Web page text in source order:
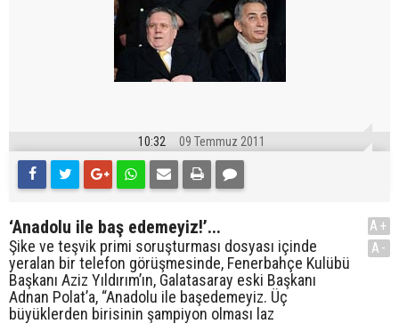
10:32 09 Temmuz 2011
‘Anadolu ile baş edemeyiz!’...
Şike ve teşvik primi soruşturması dosyası içinde
yeralan bir telefon görüşmesinde, Fenerbahçe Kulübü
Başkanı Aziz Yıldırım’ın, Galatasaray eski Başkanı
Adnan Polat’a, “Anadolu ile başedemeyiz. Üç
büyüklerden birisinin şampiyon olması laz
A+
A-